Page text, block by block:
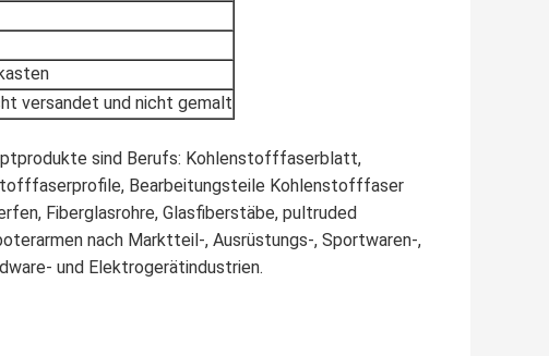
versandet und nicht gemalt
sind Berufs: Kohlenstofffaserblatt,
Bearbeitungsteile Kohlenstofffaser
Fiberglasrohre, Glasfiberstäbe, pultruded
nach Marktteil-, Ausrüstungs-, Sportwaren-,
und Elektrogerätindustrien.